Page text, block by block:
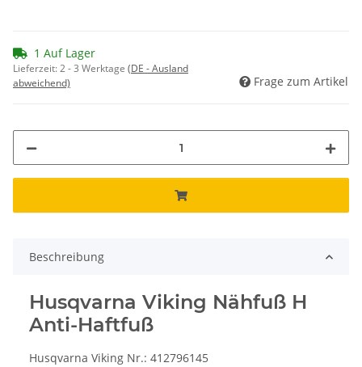
1 Auf Lager
Lieferzeit:2 - 3 Werktage (DE - Ausland
abweichend)
Frage zum Artikel
Beschreibung
Husqvarna Viking Nähfuß H
Anti-Haftfuß
Husqvarna Viking Nr.: 412796145